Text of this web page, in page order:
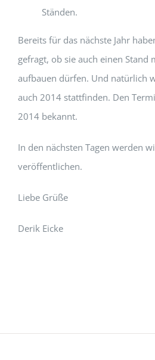
Ständen.
Bereits für das nächste Jahr
gefragt, ob sie auch einen Stand
aufbauen dürfen. Und natürlich
auch 2014 stattfinden. Den
2014 bekannt.
In den nächsten Tagen werden
veröffentlichen.
Liebe Grüße
Derik Eicke